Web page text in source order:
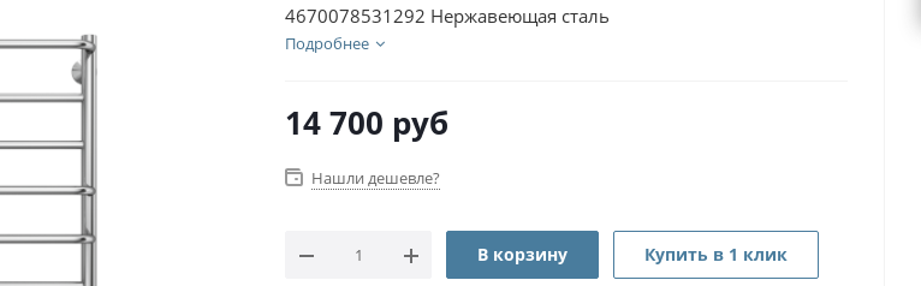
4670078531292 Нержавеющая сталь
Подробнее
14 700 руб
Нашли дешевле?
В корзину Купить в 1 клик